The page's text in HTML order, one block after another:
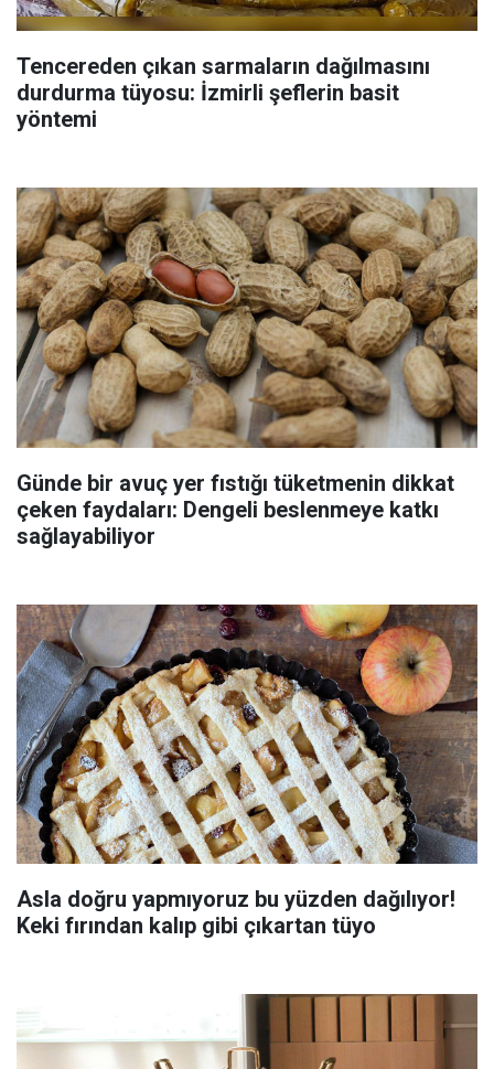
Tencereden çıkan sarmaların dağılmasını
durdurma tüyosu: İzmirli şeflerin basit
yöntemi
Günde bir avuç yer fıstığı tüketmenin dikkat
çeken faydaları: Dengeli beslenmeye katkı
sağlayabiliyor
Asla doğru yapmıyoruz bu yüzden dağılıyor!
Keki fırından kalıp gibi çıkartan tüyo